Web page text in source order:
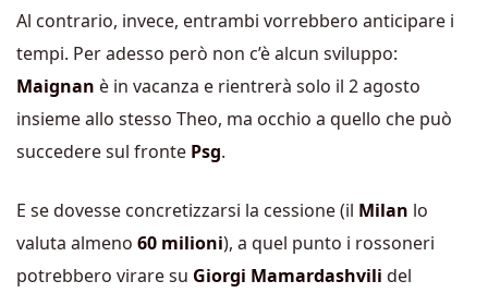
Al contrario, invece, entrambi vorrebbero anticipare i
tempi. Per adesso però non c’è alcun sviluppo:
Maignan è in vacanza e rientrerà solo il 2 agosto
insieme allo stesso Theo, ma occhio a quello che può
succedere sul fronte Psg.
E se dovesse concretizzarsi la cessione (il Milan lo
valuta almeno 60 milioni), a quel punto i rossoneri
potrebbero virare su Giorgi Mamardashvili del